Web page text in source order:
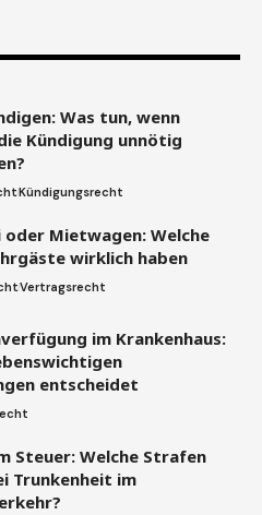
Was tun, wenn
Kündigung unnötig
Kündigungsrecht
oder Mietwagen: Welche
wirklich haben
Vertragsrecht
im Krankenhaus:
entscheidet
Steuer: Welche Strafen
Trunkenheit im